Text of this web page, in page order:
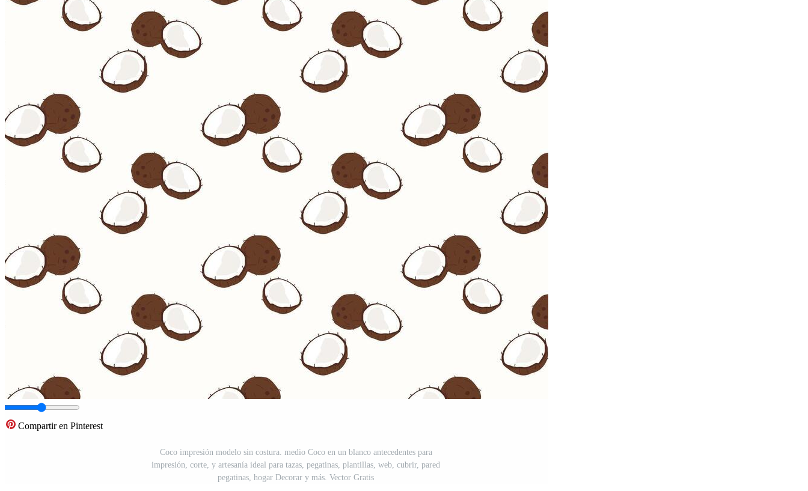
Compartir en Pinterest
Coco impresión modelo sin costura. medio Coco en un blanco antecedentes para
impresión, corte, y artesanía ideal para tazas, pegatinas, plantillas, web, cubrir, pared
pegatinas, hogar Decorar y más. Vector Gratis